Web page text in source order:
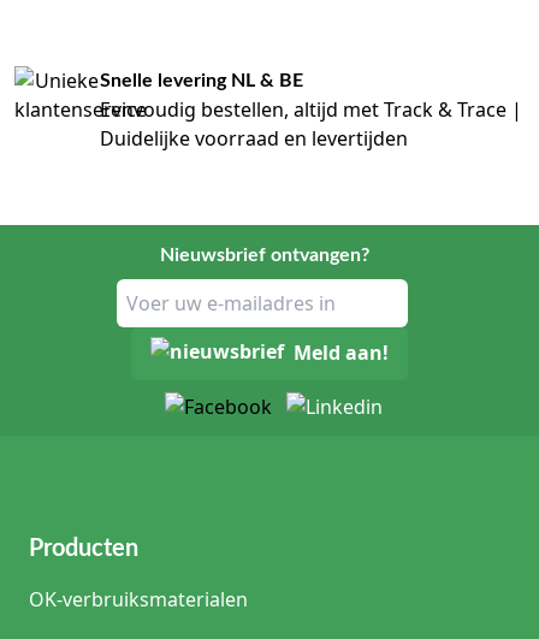
Snelle levering NL & BE
Eenvoudig bestellen, altijd met Track & Trace |
Duidelijke voorraad en levertijden
Nieuwsbrief ontvangen?
Meld aan!
Producten
OK-verbruiksmaterialen